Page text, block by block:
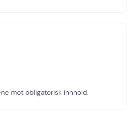
mot obligatorisk innhold.